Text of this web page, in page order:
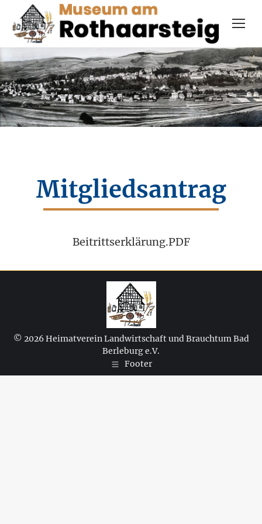
Mitgliedsantrag
Beitrittserklärung.PDF
© 2026 Heimatverein Landwirtschaft und Brauchtum Bad
Berleburg e.V.
Footer